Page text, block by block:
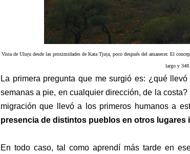
Vista de Uluṟu desde las proximidades de Kata Tjuṯa, poco después del amanecer. El
largo y 348
La primera pregunta que me surgió es: ¿qué
semanas a pie, en cualquier dirección, de la costa?
migración que llevó a los primeros humanos a
presencia de distintos pueblos en otros lugares
En todo caso, tal como aprendí más tarde en